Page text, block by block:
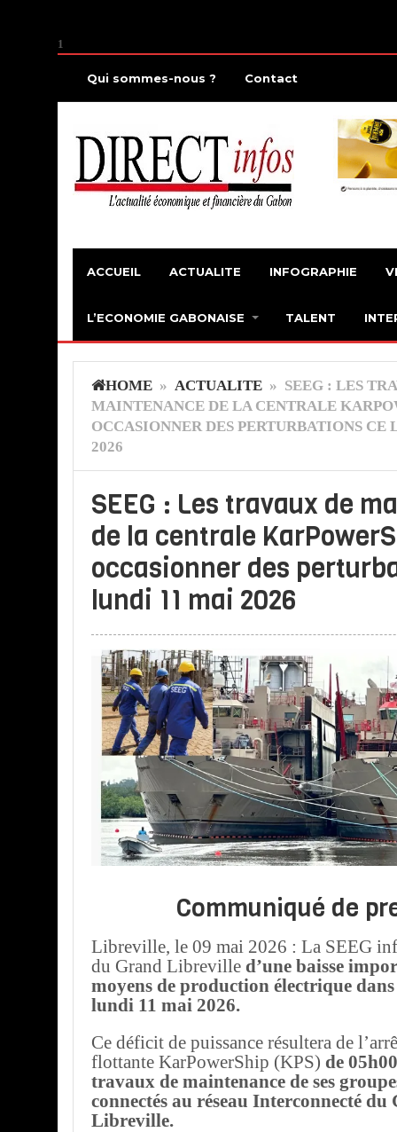
1
Qui sommes-nous ? Contact
ACCUEIL ACTUALITE INFOGRAPHIE
L’ECONOMIE GABONAISE TALENT
HOME » ACTUALITE » SEEG : LES
MAINTENANCE DE LA CENTRALE
OCCASIONNER DES PERTURBATIONS CE
2026
SEEG : Les travaux de
de la centrale
occasionner des
lundi 11 mai 2026
Communiqué de
Libreville, le 09 mai 2026 : La SEEG
du Grand Libreville d’une baisse
moyens de production électrique
lundi 11 mai 2026.
Ce déficit de puissance résultera de
flottante KarPowerShip (KPS) de
travaux de maintenance de ses
connectés au réseau Interconnecté du
Libreville.